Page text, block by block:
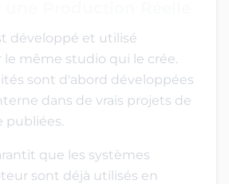
développé et utilisé
même studio qui le crée.
sont d'abord développées
dans de vrais projets de
publiées.
que les systèmes
sont déjà utilisés en